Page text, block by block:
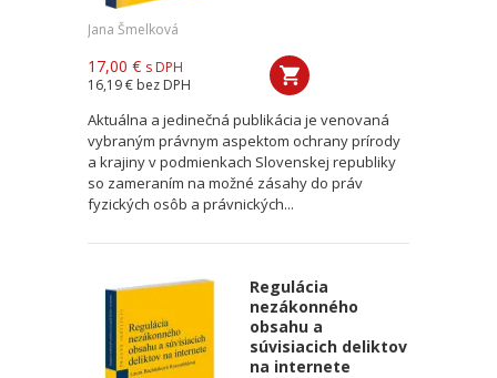
Jana Šmelková
17,00 € s DPH
16,19 € bez DPH
Aktuálna a jedinečná publikácia je venovaná
vybraným právnym aspektom ochrany prírody
a krajiny v podmienkach Slovenskej republiky
so zameraním na možné zásahy do práv
fyzických osôb a právnických...
Regulácia
nezákonného
obsahu a
súvisiacich deliktov
na internete